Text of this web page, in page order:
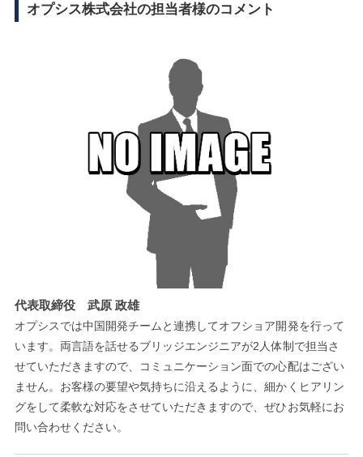
オプシス株式会社の担当者様のコメント
代表取締役 武原 政雄
オプシスでは中国開発チームと連携してオフショア開発を行って
います。両言語を話せるブリッジエンジニアが2人体制で担当さ
せていただきますので、コミュニケーション面での心配はござい
ません。お客様の要望や気持ちに沿えるように、細かくヒアリン
グをして柔軟な対応をさせていただきますので、ぜひお気軽にお
問い合わせください。